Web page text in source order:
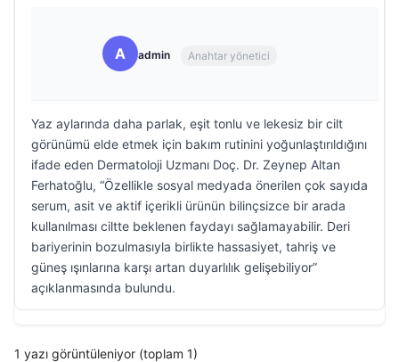
A admin Anahtar yönetici
Yaz aylarında daha parlak, eşit tonlu ve lekesiz bir cilt
görünümü elde etmek için bakım rutinini yoğunlaştırıldığını
ifade eden Dermatoloji Uzmanı Doç. Dr. Zeynep Altan
Ferhatoğlu, “Özellikle sosyal medyada önerilen çok sayıda
serum, asit ve aktif içerikli ürünün bilinçsizce bir arada
kullanılması ciltte beklenen faydayı sağlamayabilir. Deri
bariyerinin bozulmasıyla birlikte hassasiyet, tahriş ve
güneş ışınlarına karşı artan duyarlılık gelişebiliyor”
açıklanmasında bulundu.
1 yazı görüntüleniyor (toplam 1)